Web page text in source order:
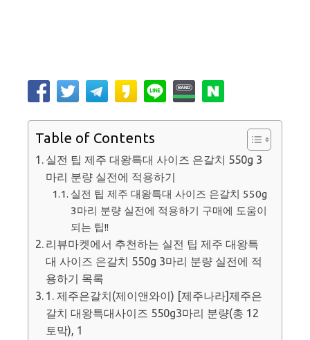
Table of Contents
실전 팁 제주 대왕특대 사이즈 은갈치 550g 3
마리 분량 실전에 적용하기
실전 팁 제주 대왕특대 사이즈 은갈치 550g
3마리 분량 실전에 적용하기 구매에 도움이
되는 팁!!
리뷰마켓에서 추천하는 실전 팁 제주 대왕특
대 사이즈 은갈치 550g 3마리 분량 실전에 적
용하기 목록
1. 제주은갈치(제이앤와이) [제주나라]제주은
갈치 대왕특대사이즈 550g3마리 분량(총 12
토막), 1